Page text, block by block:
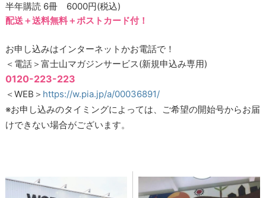
半年購読 6冊 6000円(税込)
配送＋送料無料＋ポストカード付！
お申し込みはインターネットかお電話で！
＜電話＞富士山マガジンサービス(新規申込み専用)
0120-223-223
＜WEB＞ https://w.pia.jp/a/00036891/
※お申し込みのタイミングによっては、ご希望の開始号からお届
けできない場合がございます。